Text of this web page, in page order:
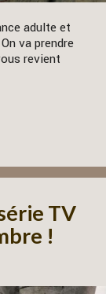
adulte et
va prendre
revient
TV
!